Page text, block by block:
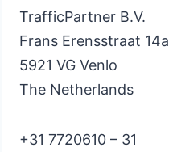
TrafficPartner B.V.
Frans Erensstraat 14a
5921 VG Venlo
The Netherlands
+31 7720610 – 31